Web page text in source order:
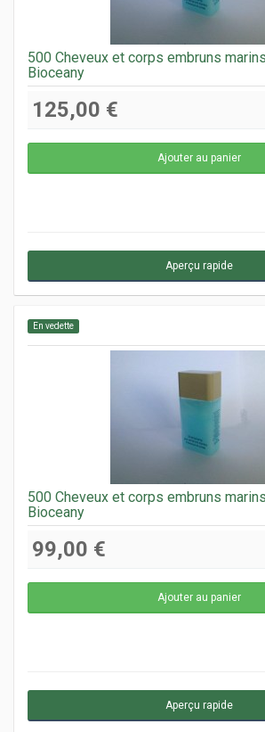
500 Cheveux et corps embruns
Bioceany
125,00 €
Aperçu rapide
En vedette
500 Cheveux et corps embruns
Bioceany
99,00 €
Aperçu rapide